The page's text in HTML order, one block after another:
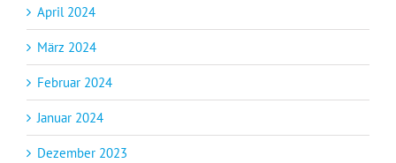
April 2024
März 2024
Februar 2024
Januar 2024
Dezember 2023